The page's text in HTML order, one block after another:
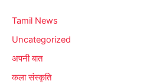
Tamil News
Uncategorized
अपनी बात
कला संस्कृति